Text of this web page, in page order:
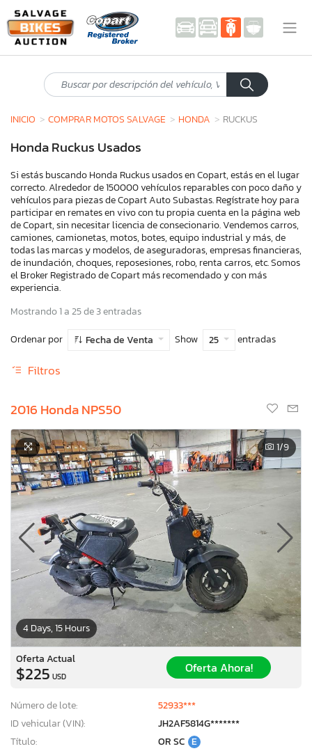
INICIO COMPRAR MOTOS SALVAGE HONDA RUCKUS
Honda Ruckus Usados
Si estás buscando Honda Ruckus usados en Copart, estás en el lugar
correcto. Alrededor de 150000 vehículos reparables con poco daño y
vehículos para piezas de Copart Auto Subastas. Regístrate hoy para
participar en remates en vivo con tu propia cuenta en la página web
de Copart, sin necesitar licencia de consecionario. Vendemos carros,
camiones, camionetas, motos, botes, equipo industrial y más, de
todas las marcas y modelos, de aseguradoras, empresas financieras,
de inundación, choques, reposesiones, robo, renta carros, etc. Somos
el Broker Registrado de Copart más recomendado y con más
experiencia.
Mostrando 1 a 25 de 3 entradas
Ordenar por
Fecha de Venta Show 25 entradas
Filtros
2016 Honda NPS50
4 Days, 15 Hours
1/9
Oferta Actual
$225 USD
Oferta Ahora!
Número de lote:
52933***
ID vehicular (VIN):
JH2AF5814G*******
Título:
OR SC E